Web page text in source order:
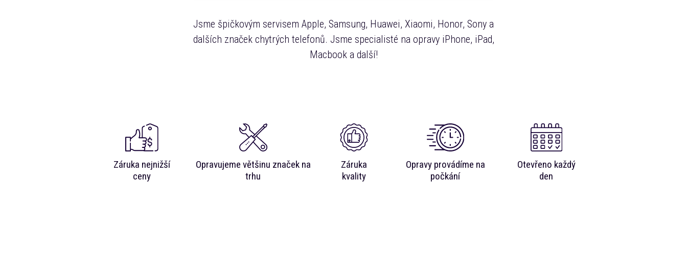
Jsme špičkovým servisem Apple, Samsung, Huawei, Xiaomi, Honor, Sony a
dalších značek chytrých telefonů. Jsme specialisté na opravy iPhone, iPad,
Macbook a další!
Záruka nejnižší
ceny
Opravujeme většinu značek na
trhu
Záruka
kvality
Opravy provádíme na
počkání
Otevřeno každý
den